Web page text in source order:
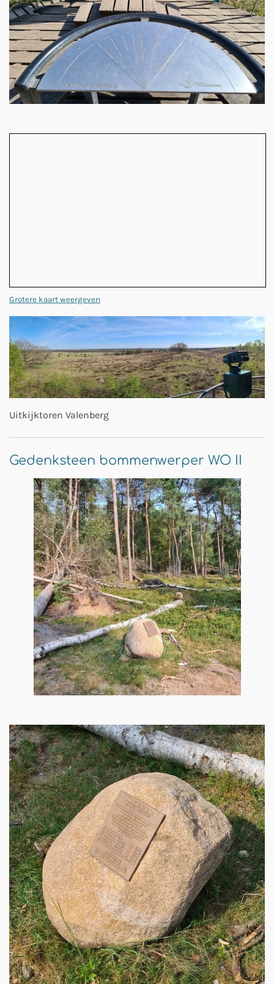
Grotere kaart weergeven
Uitkijktoren Valenberg
Gedenksteen bommenwerper WO II